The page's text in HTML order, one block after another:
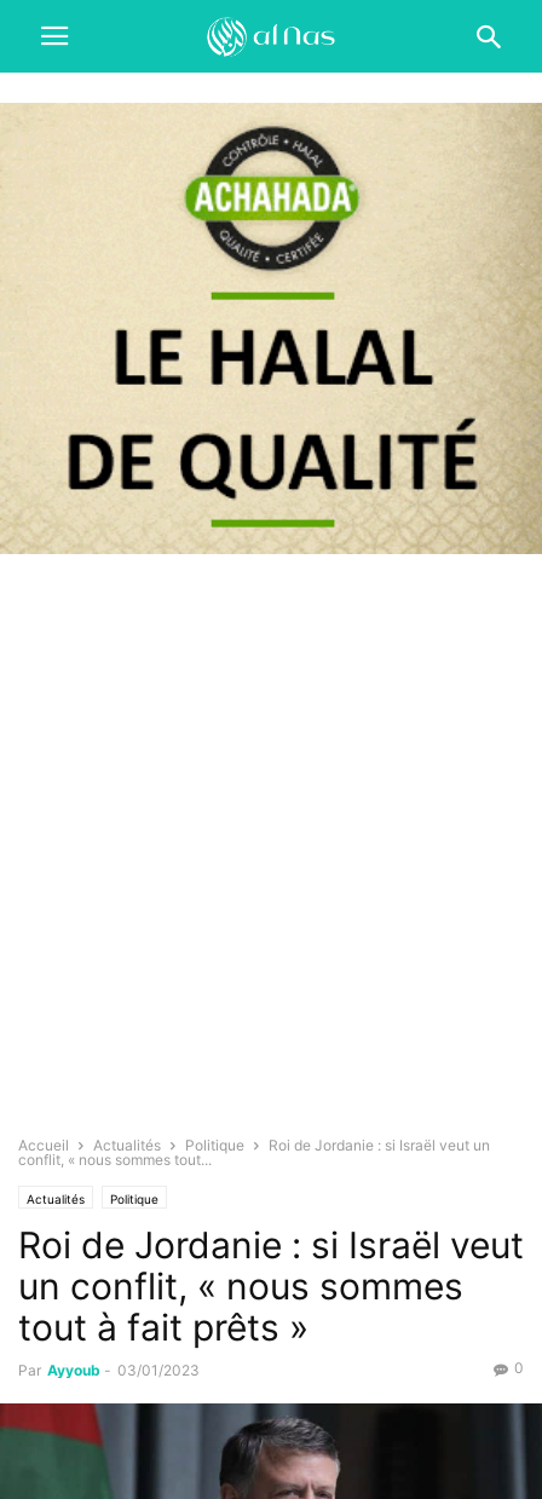
Accueil Actualités Politique
Roi de Jordanie : si Israël veut un
conflit, « nous sommes tout...
Actualités Politique
Roi de Jordanie : si Israël veut
un conflit, « nous sommes
tout à fait prêts »
Par Ayyoub - 03/01/2023 0